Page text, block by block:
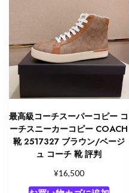
最高級コーチスーパーコピー コ
ーチスニーカーコピー COACH
靴 2517327 ブラウン/ベージ
ュ コーチ 靴 評判
¥16,500